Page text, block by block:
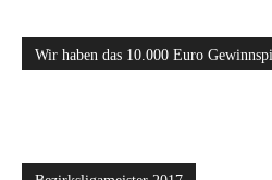
Wir haben das 10.000 Euro